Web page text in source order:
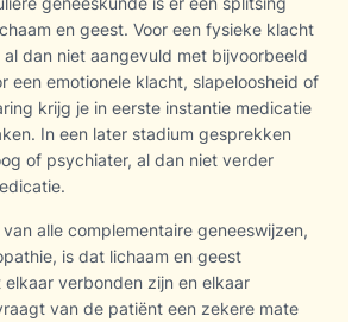
en geest. Voor een fysieke klacht
dan niet aangevuld met bijvoorbeeld
een emotionele klacht, slapeloosheid of
krijg je in eerste instantie medicatie
In een later stadium gesprekken
of psychiater, al dan niet verder
alle complementaire geneeswijzen,
is dat lichaam en geest
elkaar verbonden zijn en elkaar
van de patiënt een zekere mate